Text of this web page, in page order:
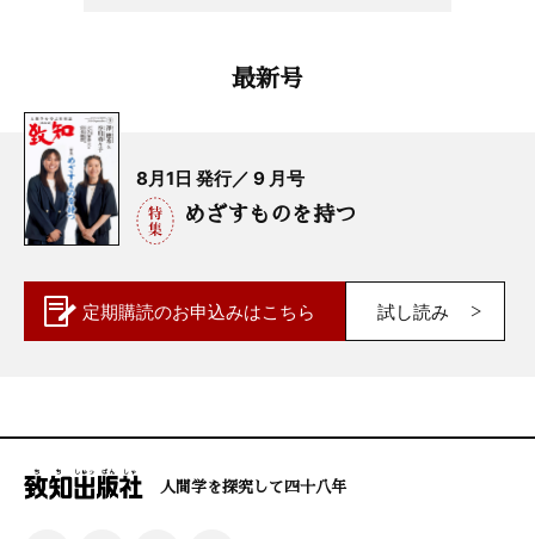
最新号
8月1日 発行／ 9 月号
めざすものを持つ
定期購読のお申込みはこちら 試し読み
人間学を探究して四十八年